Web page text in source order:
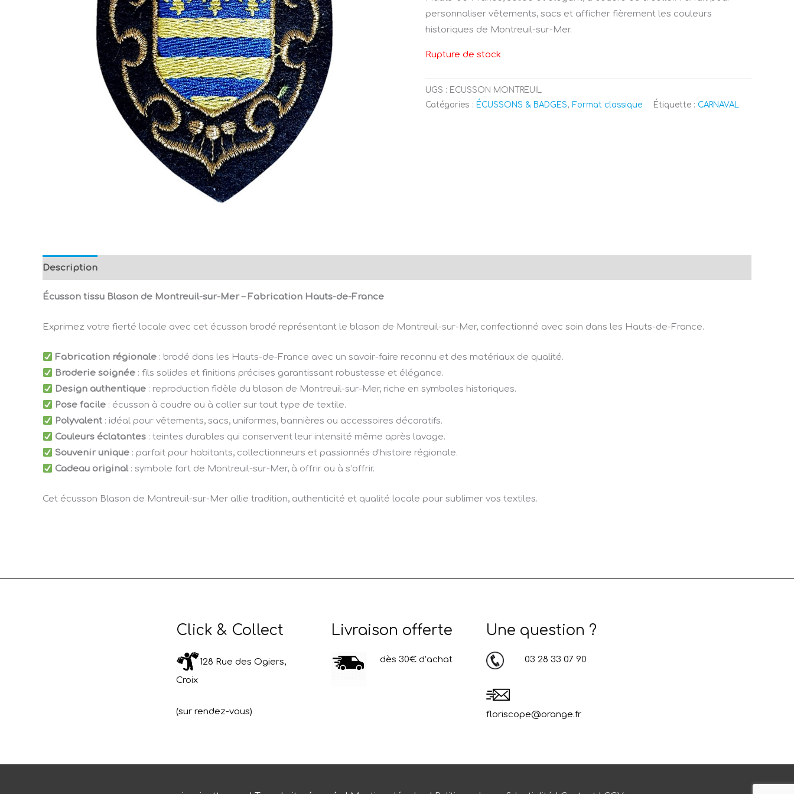
personnaliser vêtements, sacs et afficher fièrement les couleurs
historiques de Montreuil-sur-Mer.
Rupture de stock
UGS : ECUSSON MONTREUIL
Catégories : ÉCUSSONS & BADGES, Format classique Étiquette : CARNAVAL
Description
Écusson tissu Blason de Montreuil-sur-Mer – Fabrication Hauts-de-France
Exprimez votre fierté locale avec cet écusson brodé représentant le blason de Montreuil-sur-Mer, confectionné avec soin dans les Hauts-de-France.
Fabrication régionale : brodé dans les Hauts-de-France avec un savoir-faire reconnu et des matériaux de qualité.
Broderie soignée : fils solides et finitions précises garantissant robustesse et élégance.
Design authentique : reproduction fidèle du blason de Montreuil-sur-Mer, riche en symboles historiques.
Pose facile : écusson à coudre ou à coller sur tout type de textile.
Polyvalent : idéal pour vêtements, sacs, uniformes, bannières ou accessoires décoratifs.
Couleurs éclatantes : teintes durables qui conservent leur intensité même après lavage.
Souvenir unique : parfait pour habitants, collectionneurs et passionnés d’histoire régionale.
Cadeau original: symbole fort de Montreuil-sur-Mer, à offrir ou à s’offrir.
Cet écusson Blason de Montreuil-sur-Mer allie tradition, authenticité et qualité locale pour sublimer vos textiles.
Click & Collect
128 Rue des Ogiers,
Croix
(sur rendez-vous)
Livraison offerte
dès 30€ d’achat
Une question ?
03 28 33 07 90
floriscope@orange.fr